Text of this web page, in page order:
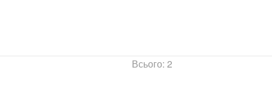
Всього: 2